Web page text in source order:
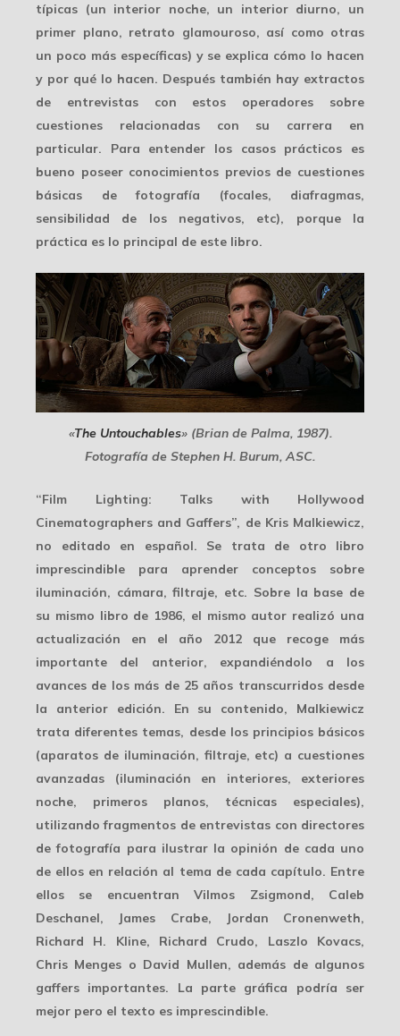
típicas (un interior noche, un interior diurno, un
primer plano, retrato glamouroso, así como otras
un poco más específicas) y se explica cómo lo hacen
y por qué lo hacen. Después también hay extractos
de entrevistas con estos operadores sobre
cuestiones relacionadas con su carrera en
particular. Para entender los casos prácticos es
bueno poseer conocimientos previos de cuestiones
básicas de fotografía (focales, diafragmas,
sensibilidad de los negativos, etc), porque la
práctica es lo principal de este libro.
«The Untouchables» (Brian de Palma, 1987).
Fotografía de Stephen H. Burum, ASC.
“Film Lighting: Talks with Hollywood
Cinematographers and Gaffers”, de Kris Malkiewicz,
no editado en español. Se trata de otro libro
imprescindible para aprender conceptos sobre
iluminación, cámara, filtraje, etc. Sobre la base de
su mismo libro de 1986, el mismo autor realizó una
actualización en el año 2012 que recoge más
importante del anterior, expandiéndolo a los
avances de los más de 25 años transcurridos desde
la anterior edición. En su contenido, Malkiewicz
trata diferentes temas, desde los principios básicos
(aparatos de iluminación, filtraje, etc) a cuestiones
avanzadas (iluminación en interiores, exteriores
noche, primeros planos, técnicas especiales),
utilizando fragmentos de entrevistas con directores
de fotografía para ilustrar la opinión de cada uno
de ellos en relación al tema de cada capítulo. Entre
ellos se encuentran Vilmos Zsigmond, Caleb
Deschanel, James Crabe, Jordan Cronenweth,
Richard H. Kline, Richard Crudo, Laszlo Kovacs,
Chris Menges o David Mullen, además de algunos
gaffers importantes. La parte gráfica podría ser
mejor pero el texto es imprescindible.